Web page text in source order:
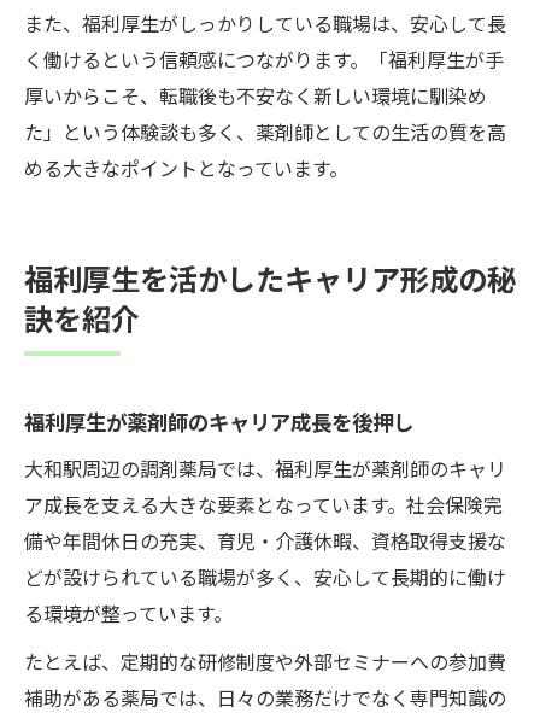
また、福利厚生がしっかりしている職場は、安心して長
く働けるという信頼感につながります。「福利厚生が手
厚いからこそ、転職後も不安なく新しい環境に馴染め
た」という体験談も多く、薬剤師としての生活の質を高
める大きなポイントとなっています。
福利厚生を活かしたキャリア形成の秘
訣を紹介
福利厚生が薬剤師のキャリア成長を後押し
大和駅周辺の調剤薬局では、福利厚生が薬剤師のキャリ
ア成長を支える大きな要素となっています。社会保険完
備や年間休日の充実、育児・介護休暇、資格取得支援な
どが設けられている職場が多く、安心して長期的に働け
る環境が整っています。
たとえば、定期的な研修制度や外部セミナーへの参加費
補助がある薬局では、日々の業務だけでなく専門知識の